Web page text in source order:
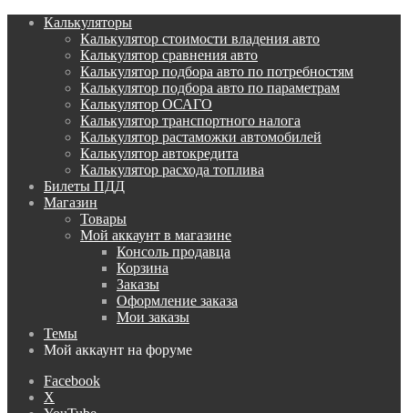
Калькуляторы
Калькулятор стоимости владения авто
Калькулятор сравнения авто
Калькулятор подбора авто по потребностям
Калькулятор подбора авто по параметрам
Калькулятор ОСАГО
Калькулятор транспортного налога
Калькулятор растаможки автомобилей
Калькулятор автокредита
Калькулятор расхода топлива
Билеты ПДД
Магазин
Товары
Мой аккаунт в магазине
Консоль продавца
Корзина
Заказы
Оформление заказа
Мои заказы
Темы
Мой аккаунт на форуме
Facebook
X